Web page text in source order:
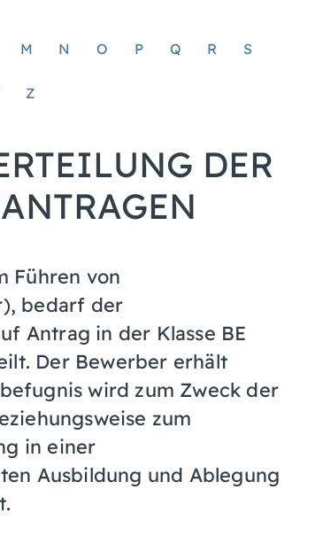
M N O P Q R S
Z
DER
Führen von
bedarf der
Antrag in der Klasse BE
Der Bewerber erhält
wird zum Zweck der
zum
in einer
Ausbildung und Ablegung